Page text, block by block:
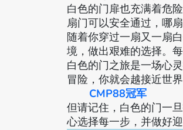
白色的门扉也充满着危
扇门可以安全通过，哪
随着你穿过一扇又一扇
境，做出艰难的选择。
白色的门之旅是一场心
冒险，你就会越接近世
CMP88冠军
但请记住，白色的门一
心选择每一步，并做好迎